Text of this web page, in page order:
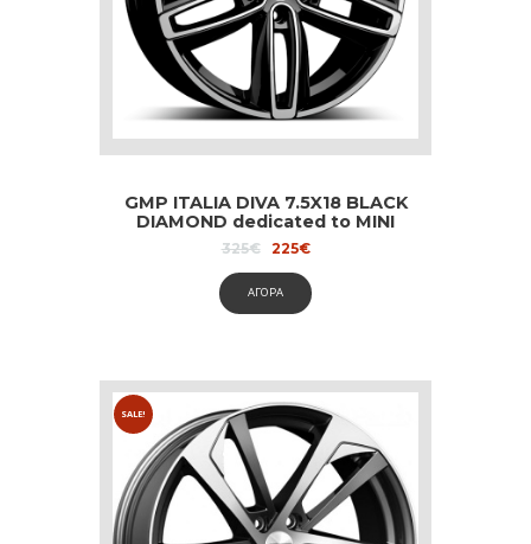
GMP ITALIA DIVA 7.5X18 BLACK
DIAMOND dedicated to MINI
325€
Original
was:
325€.
225€Current
is:
225€.
ΑΓΟΡΑ
SALE!